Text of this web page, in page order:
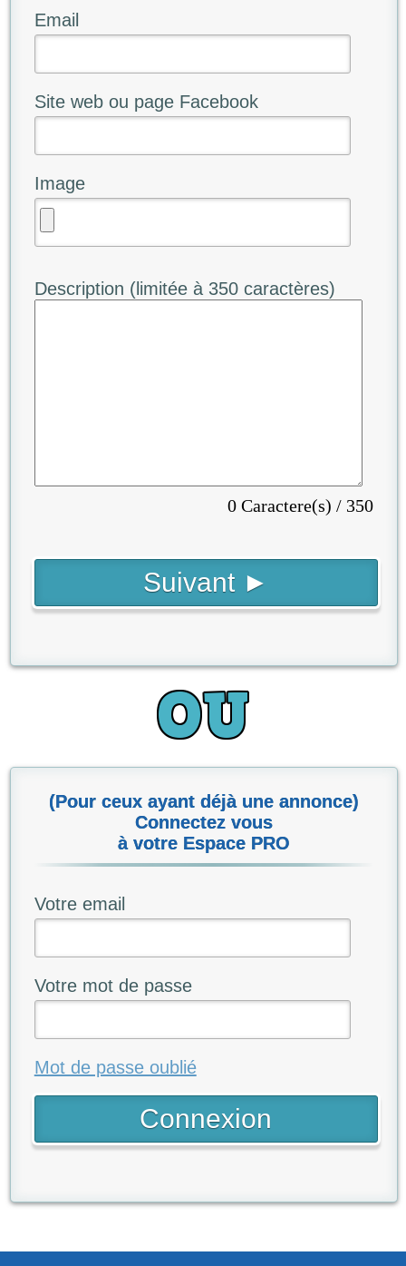
Email
Site web ou page Facebook
Image
Description (limitée à 350 caractères)
0 Caractere(s) / 350
(Pour ceux ayant déjà une annonce)
Connectez vous
à votre Espace PRO
Votre email
Votre mot de passe
Mot de passe oublié